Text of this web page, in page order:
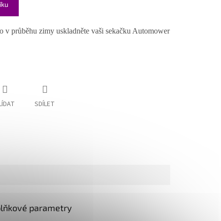
v průběhu zimy uskladněte vaši sekačku Automower
SDÍLET
parametry